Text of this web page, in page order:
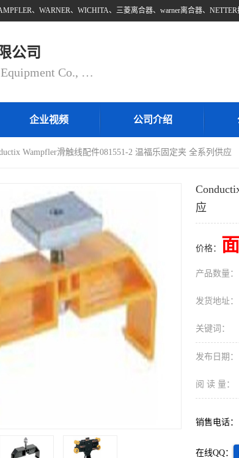
公司
Shanghai Shaoou Automation Equipment Co., Ltd
企业视频 公司介绍
Wampfler滑触线配件081551-2 温福乐固定夹 全系列供应
应
价格：
产品数量：
发货地址：
关键词：
发布日期：
阅 读 量：
销售电话：
在线QQ：